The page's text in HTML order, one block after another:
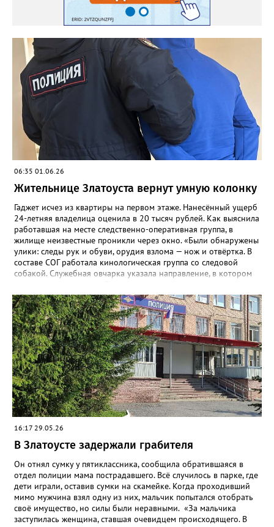
06:35 01.06.26
Жительнице Златоуста вернут умную колонку
Гаджет исчез из квартиры на первом этаже. Нанесённый ущерб
24-летняя владелица оценила в 20 тысяч рублей. Как выяснила
работавшая на месте следственно-оперативная группа, в
жилище неизвестные проникли через окно. «Были обнаружены
улики: следы рук и обуви, орудия взлома — нож и отвёртка. В
составе СОГ работала кинологическая группа со следовой
собакой. Служебная овчарка указала направление, в котором
определили круг подозреваемых и приняли меры к их
розыску», - сообщили в златоустовском ОМВД. Вскоре
оперативники задержали двух мужчин 21 и 23 лет. Не
работающие, ранее судимые за преступления имущественного
характера граждане признались: колонку успели продать, а
деньги – потратить. Подозреваемых отправили под стражу, а
колонку разыскали, изъяли и после завершения всех
следственных мероприятий вернут законной владелице.
16:17 29.05.26
В Златоусте задержали грабителя
Он отнял сумку у пятиклассника, сообщила обратившаяся в
отдел полиции мама пострадавшего. Всё случилось в парке, где
дети играли, оставив сумки на скамейке. Когда проходивший
мимо мужчина взял одну из них, мальчик попытался отобрать
своё имущество, но силы были неравными. «За мальчика
заступилась женщина, ставшая очевидцем происходящего. В